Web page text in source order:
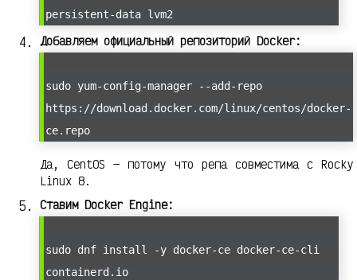
persistent-data lvm2
Добавляем официальный репозиторий Docker:
sudo yum-config-manager --add-repo
https://download.docker.com/linux/centos/docker-
ce.repo
Да, CentOS — потому что репа совместима с Rocky
Linux 8.
Ставим Docker Engine:
sudo dnf install -y docker-ce docker-ce-cli
containerd.io